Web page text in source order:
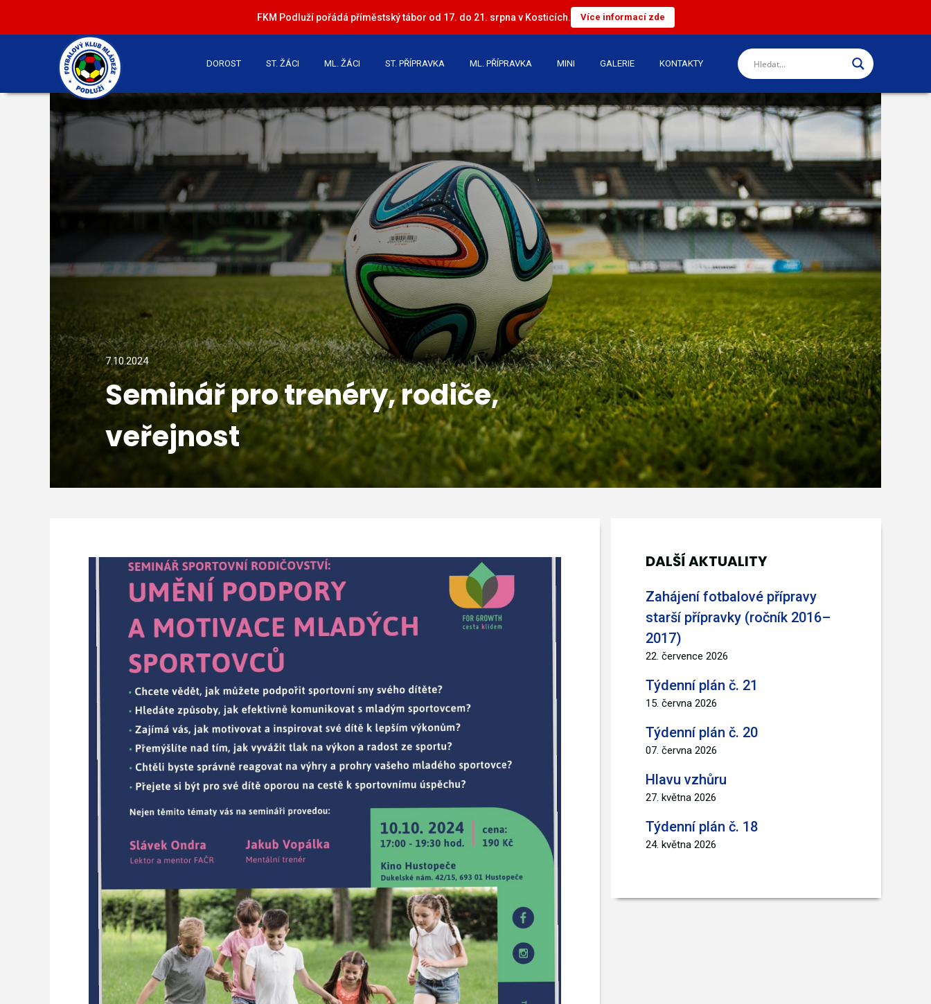
FKM Podluží pořádá příměstský tábor od 17. do 21. srpna v Kosticích. Více informací zde
DOROST ST. ŽÁCI ML. ŽÁCI ST. PŘÍPRAVKA ML. PŘÍPRAVKA MINI GALERIE KONTAKTY
7.10.2024
Seminář pro trenéry, rodiče,
veřejnost
DALŠÍ AKTUALITY
Zahájení fotbalové přípravy
starší přípravky (ročník 2016–
2017)
22. července 2026
Týdenní plán č. 21
15. června 2026
Týdenní plán č. 20
07. června 2026
Hlavu vzhůru
27. května 2026
Týdenní plán č. 18
24. května 2026